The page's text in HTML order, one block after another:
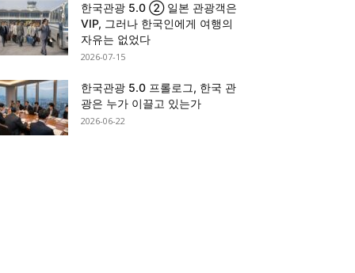
한국관광 5.0 ② 일본 관광객은
VIP, 그러나 한국인에게 여행의
자유는 없었다
2026-07-15
한국관광 5.0 프롤로그, 한국 관
광은 누가 이끌고 있는가
2026-06-22